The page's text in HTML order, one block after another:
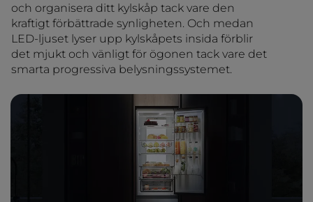
och organisera ditt kylskåp tack vare den
kraftigt förbättrade synligheten. Och medan
LED-ljuset lyser upp kylskåpets insida förblir
det mjukt och vänligt för ögonen tack vare det
smarta progressiva belysningssystemet.